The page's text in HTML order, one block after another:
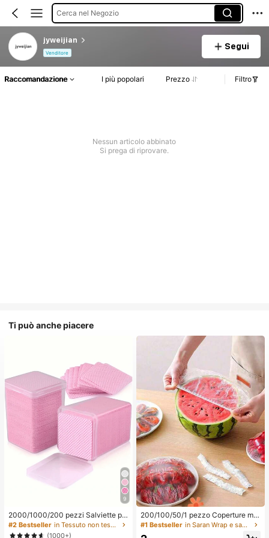
Cerca nel Negozio
jyweijian
Venditore
Segui
Raccomandazione I più popolari Prezzo Filtro
Nessun articolo abbinato
Si prega di riprovare.
Ti può anche piacere
9
2000/1000/200 pezzi Salviette pe
r la pulizia delle unghie - Tamponi p
rofessionali senza pelucchi per rim
#2 Bestseller
in Tessuto non tessuto Strumenti per la rimozione
(1000+)
200/100/50/1 pezzo Coperture mo
nouso in pellicola trasparente per al
imenti, Coperture per doccia, Sacc
#1 Bestseller in Saran Wrap e sacchetti di plastica